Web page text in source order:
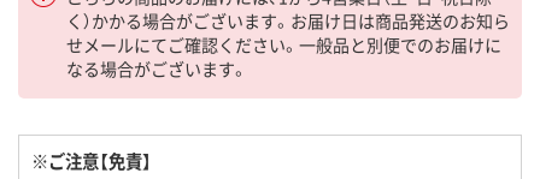
く）かかる場合がございます。お届け日は商品発送のお知ら
せメールにてご確認ください。一般品と別便でのお届けに
なる場合がございます。
※ご注意【免責】